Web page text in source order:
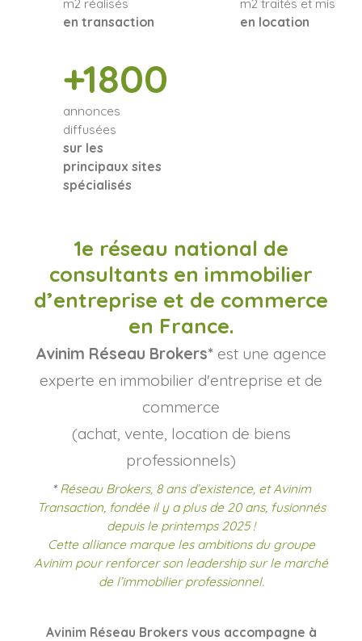
en transaction
en location
+1800
annonces
diffusées
sur les
principaux sites
spécialisés
1e réseau national de
consultants en immobilier
d’entreprise et de commerce
en France.
Avinim Réseau Brokers* est une agence
experte en immobilier d'entreprise et de
commerce
(achat, vente, location de biens
professionnels)
*Réseau Brokers, 8 ans d’existence, et Avinim
Transaction, fondée il y a plus de 20 ans, fusionnés
depuis le printemps 2025 !
Cette alliance marque les ambitions du groupe
Avinim pour renforcer son leadership sur le marché
de l’immobilier professionnel.
Avinim Réseau Brokers vous accompagne à